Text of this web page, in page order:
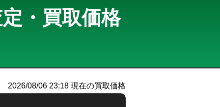
・買取価格
2026/08/06 23:18 現在の買取価格